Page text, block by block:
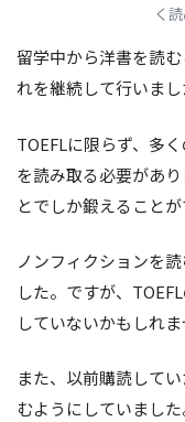
く
留学中から洋書を読
れを継続して行いまし
TOEFLに限らず、多
を読み取る必要があ
とでしか鍛えること
ノンフィクションを
した。ですが、
していないかもしれま
また、以前購読して
むようにしていました